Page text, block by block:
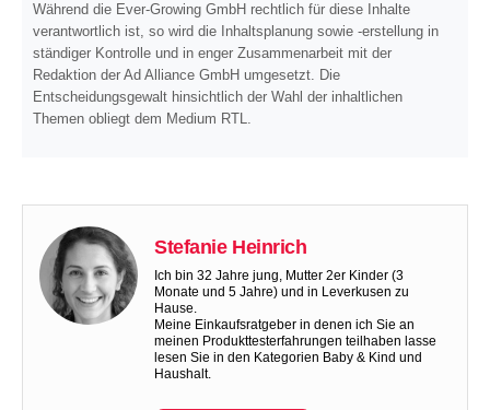
Während die Ever-Growing GmbH rechtlich für diese Inhalte
verantwortlich ist, so wird die Inhaltsplanung sowie -erstellung in
ständiger Kontrolle und in enger Zusammenarbeit mit der
Redaktion der Ad Alliance GmbH umgesetzt. Die
Entscheidungsgewalt hinsichtlich der Wahl der inhaltlichen
Themen obliegt dem Medium RTL.
Stefanie Heinrich
Ich bin 32 Jahre jung, Mutter 2er Kinder (3
Monate und 5 Jahre) und in Leverkusen zu
Hause.
Meine Einkaufsratgeber in denen ich Sie an
meinen Produkttesterfahrungen teilhaben lasse
lesen Sie in den Kategorien Baby & Kind und
Haushalt.